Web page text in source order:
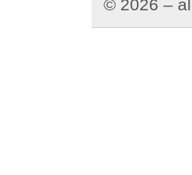
© 2026 –